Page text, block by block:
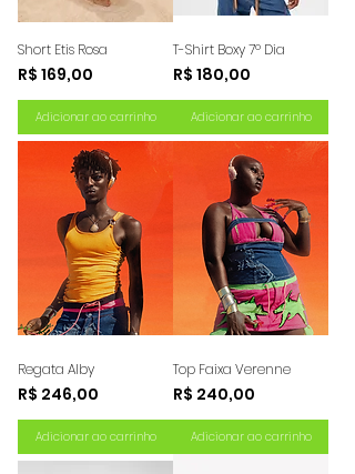
Short Etis Rosa
Preço
R$ 169,00
Adicionar ao carrinho
T-Shirt Boxy 7º Dia
Preço
R$ 180,00
Adicionar ao carrinho
Regata Alby
Preço
R$ 246,00
Adicionar ao carrinho
Top Faixa Verenne
Preço
R$ 240,00
Adicionar ao carrinho